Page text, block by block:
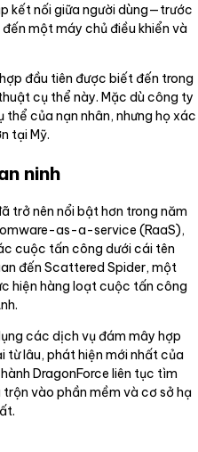
kết nối giữa người dùng—trước
một máy chủ điều khiển và
đầu tiên được biết đến trong
cụ thể này. Mặc dù công ty
của nạn nhân, nhưng họ xác
tại Mỹ.
ninh
trở nên nổi bật hơn trong năm
as-a-service (RaaS),
cuộc tấn công dưới cái tên
đến Scattered Spider, một
hiện hàng loạt cuộc tấn công
các dịch vụ đám mây hợp
từ lâu, phát hiện mới nhất của
DragonForce liên tục tìm
vào phần mềm và cơ sở hạ